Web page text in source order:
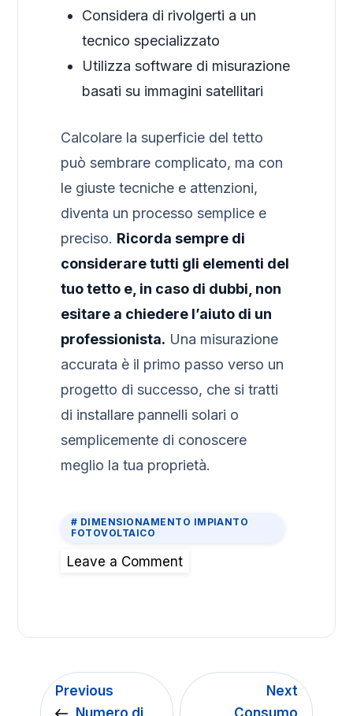
Considera di rivolgerti a un
tecnico specializzato
Utilizza software di misurazione
basati su immagini satellitari
Calcolare la superficie del tetto
può sembrare complicato, ma con
le giuste tecniche e attenzioni,
diventa un processo semplice e
preciso. Ricorda sempre di
considerare tutti gli elementi del
tuo tetto e, in caso di dubbi, non
esitare a chiedere l’aiuto di un
professionista. Una misurazione
accurata è il primo passo verso un
progetto di successo, che si tratti
di installare pannelli solari o
semplicemente di conoscere
meglio la tua proprietà.
DIMENSIONAMENTO IMPIANTO
FOTOVOLTAICO
Leave a Comment
Previous
Numero di
Next
Consumo